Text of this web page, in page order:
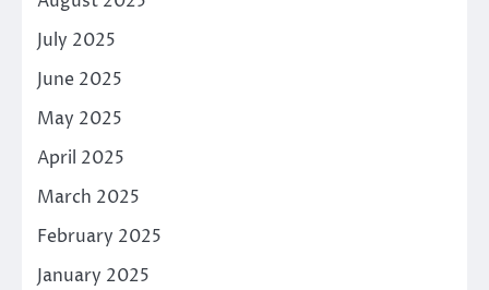
July 2025
June 2025
May 2025
April 2025
March 2025
February 2025
January 2025